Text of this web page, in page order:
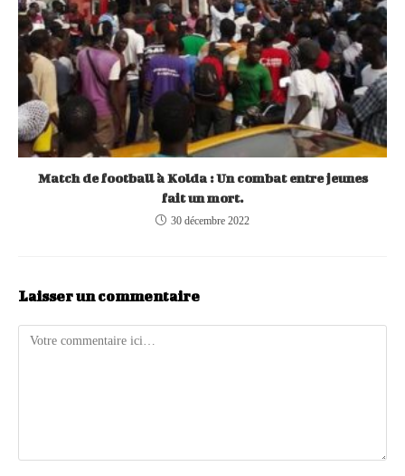
Match de football à Kolda : Un combat entre jeunes
fait un mort.
30 décembre 2022
Laisser un commentaire